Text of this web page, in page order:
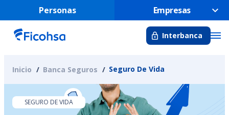
Personas Empresas
Interbanca
Inicio Banca Seguros Seguro De Vida
SEGURO DE VIDA